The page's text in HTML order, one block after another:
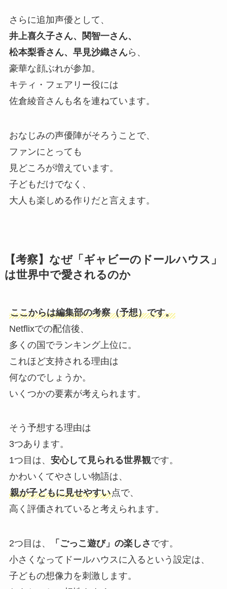
さらに追加声優として、
井上喜久子さん、関智一さん、
松本梨香さん、早見沙織さんら、
豪華な顔ぶれが参加。
キティ・フェアリー役には
佐倉綾音さんも名を連ねています。
おなじみの声優陣がそろうことで、
ファンにとっても
見どころが増えています。
子どもだけでなく、
大人も楽しめる作りだと言えます。
【考察】なぜ「ギャビーのドールハウス」
は世界中で愛されるのか
ここからは編集部の考察（予想）です。
Netflixでの配信後、
多くの国でランキング上位に。
これほど支持される理由は
何なのでしょうか。
いくつかの要素が考えられます。
そう予想する理由は
3つあります。
1つ目は、 安心して見られる世界観です。
かわいくてやさしい物語は、
親が子どもに見せやすい点で、
高く評価されていると考えられます。
2つ目は、 「ごっこ遊び」の楽しさ です。
小さくなってドールハウスに入るという設定は、
子どもの想像力を刺激します。